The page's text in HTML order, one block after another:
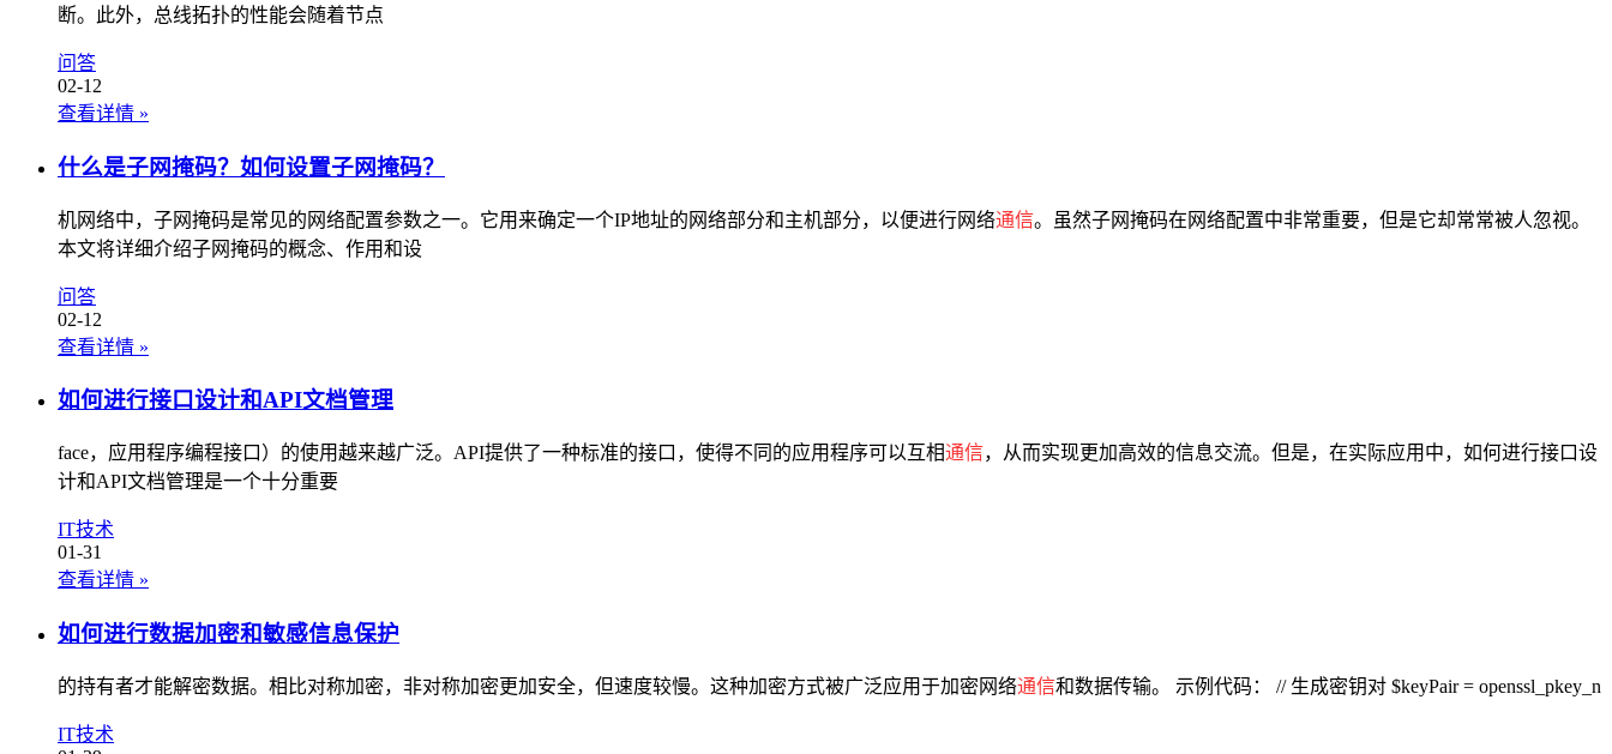
断。此外，总线拓扑的性能会随着节点
问答
02-12
查看详情 »
什么是子网掩码？如何设置子网掩码？
机网络中，子网掩码是常见的网络配置参数之一。它用来确定一个IP地址的网络部分和主机部分，以便进行网络通信。虽然子网掩码在网络配置中非常重要，但是它却常常被人忽视。
本文将详细介绍子网掩码的概念、作用和设
问答
02-12
查看详情 »
如何进行接口设计和API文档管理
face，应用程序编程接口）的使用越来越广泛。API提供了一种标准的接口，使得不同的应用程序可以互相通信，从而实现更加高效的信息交流。但是，在实际应用中，如何进行接口设
计和API文档管理是一个十分重要
IT技术
01-31
查看详情 »
如何进行数据加密和敏感信息保护
的持有者才能解密数据。相比对称加密，非对称加密更加安全，但速度较慢。这种加密方式被广泛应用于加密网络通信和数据传输。 示例代码： // 生成密钥对 $keyPair = openssl_pkey_n
IT技术